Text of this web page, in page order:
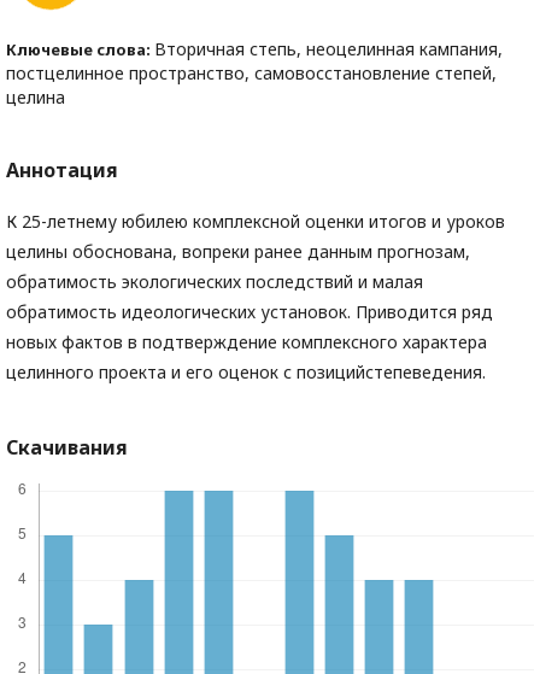
Ключевые слова: Вторичная степь, неоцелинная кампания,
постцелинное пространство, самовосстановление степей,
целина
Аннотация
К 25-летнему юбилею комплексной оценки итогов и уроков
целины обоснована, вопреки ранее данным прогнозам,
обратимость экологических последствий и малая
обратимость идеологических установок. Приводится ряд
новых фактов в подтверждение комплексного характера
целинного проекта и его оценок с позицийстепеведения.
Скачивания